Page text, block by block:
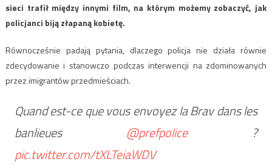
sieci trafił między innymi film, na którym możemy zobaczyć, jak
policjanci biją złapaną kobietę.
Równocześnie padają pytania, dlaczego policja nie działa równie
zdecydowanie i stanowczo podczas interwencji na zdominowanych
przez imigrantów przedmieściach.
Quand est-ce que vous envoyez la Brav dans les
banlieues @prefpolice?
pic.twitter.com/tXLTeiaWDV